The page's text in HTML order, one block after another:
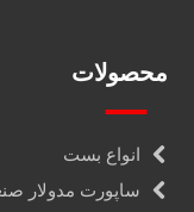
محصولات
انواع بست
ساپورت مدولار